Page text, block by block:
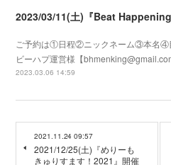
2023/03/11(土)『Beat
ご予約は①日程②ニックネーム③本名④
ビーハプ運営様【
2023.03.06 14:59
2021.11.24 09:57
2021/12/25(土)『めりーも
きゅりすます！2021』開催